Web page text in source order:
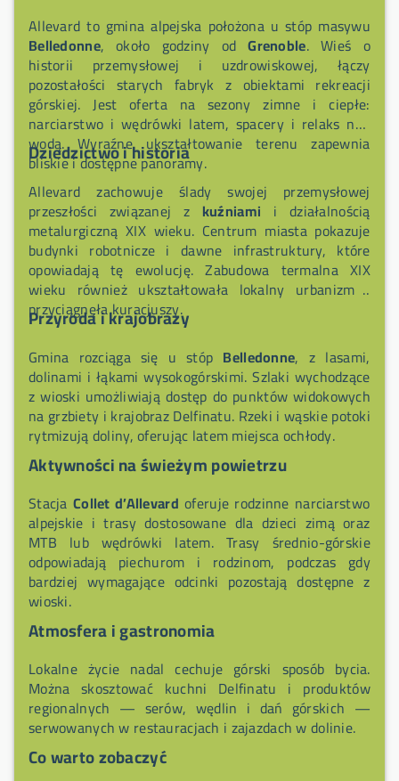
Allevard to gmina alpejska położona u stóp masywu
Belledonne, około godziny odGrenoble. Wieś o
historii przemysłowej i uzdrowiskowej, łączy
pozostałości starych fabryk z obiektami rekreacji
górskiej. Jest oferta na sezony zimne i ciepłe:
narciarstwo i wędrówki latem, spacery i relaks nad
wodą. Wyraźne ukształtowanie terenu zapewnia
bliskie i dostępne panoramy.
Dziedzictwo i historia
Allevard zachowuje ślady swojej przemysłowej
przeszłości związanej z kuźniami i działalnością
metalurgiczną XIX wieku. Centrum miasta pokazuje
budynki robotnicze i dawne infrastruktury, które
opowiadają tę ewolucję. Zabudowa termalna XIX
wieku również ukształtowała lokalny urbanizm i
przyciągnęła kuracjuszy.
Przyroda i krajobrazy
Gmina rozciąga się u stóp Belledonne, z lasami,
dolinami i łąkami wysokogórskimi. Szlaki wychodzące
z wioski umożliwiają dostęp do punktów widokowych
na grzbiety i krajobraz Delfinatu. Rzeki i wąskie potoki
rytmizują doliny, oferując latem miejsca ochłody.
Aktywności na świeżym powietrzu
Stacja Collet d’Allevard oferuje rodzinne narciarstwo
alpejskie i trasy dostosowane dla dzieci zimą oraz
MTB lub wędrówki latem. Trasy średnio-górskie
odpowiadają piechurom i rodzinom, podczas gdy
bardziej wymagające odcinki pozostają dostępne z
wioski.
Atmosfera i gastronomia
Lokalne życie nadal cechuje górski sposób bycia.
Można skosztować kuchni Delfinatu i produktów
regionalnych — serów, wędlin i dań górskich —
serwowanych w restauracjach i zajazdach w dolinie.
Co warto zobaczyć